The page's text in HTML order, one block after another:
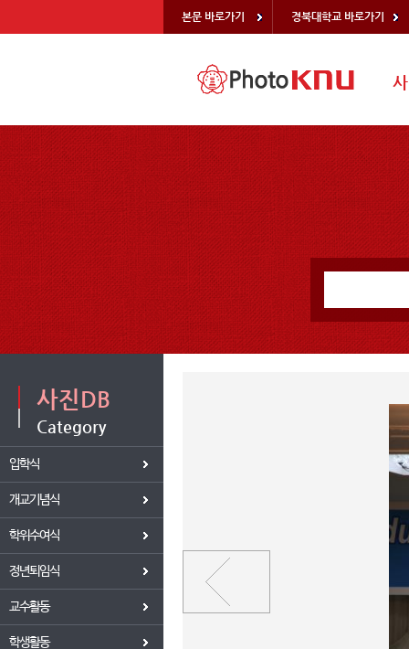
본문 바로가기 경북대학교 바로가기
사진DB
Category
입학식
개교기념식
학위수여식
정년퇴임식
교수활동
학생활동